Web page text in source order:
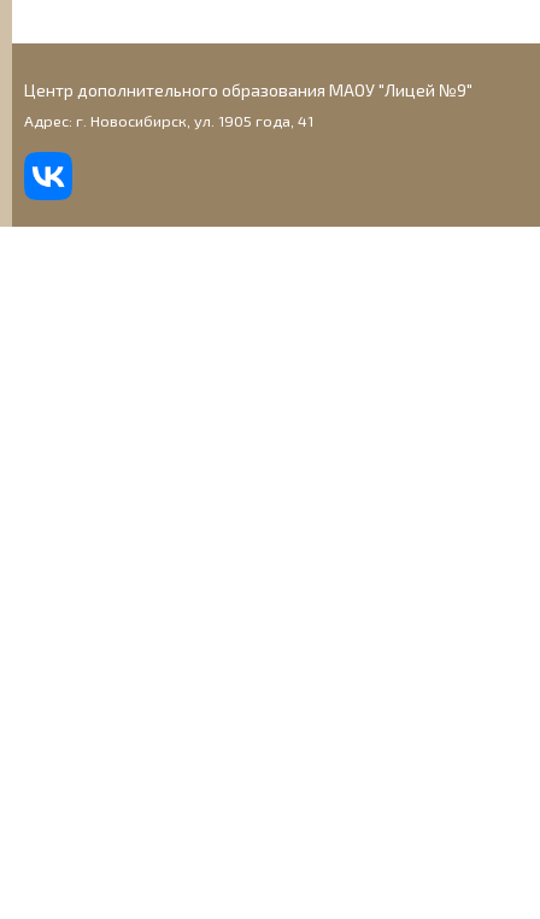
Центр дополнительного образования МАОУ "Лицей №9"
Адрес: г. Новосибирск, ул. 1905 года, 41